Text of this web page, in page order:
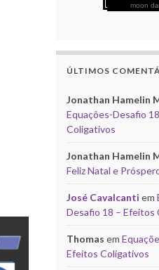
moon
ÚLTIMOS
Jonathan Hamelin
Equações-Desafio
Coligativos
Jonathan Hamelin
Feliz Natal e
José Cavalcanti em
Desafio 18 – Efeitos
Thomas em
Efeitos Coligativos